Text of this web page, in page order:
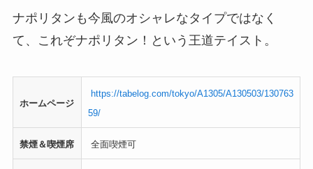
ナポリタンも今風のオシャレなタイプではなく
て、これぞナポリタン！という王道テイスト。
ホームページ
https://tabelog.com/tokyo/A1305/A130503/130763
59/
禁煙＆喫煙席 全面喫煙可